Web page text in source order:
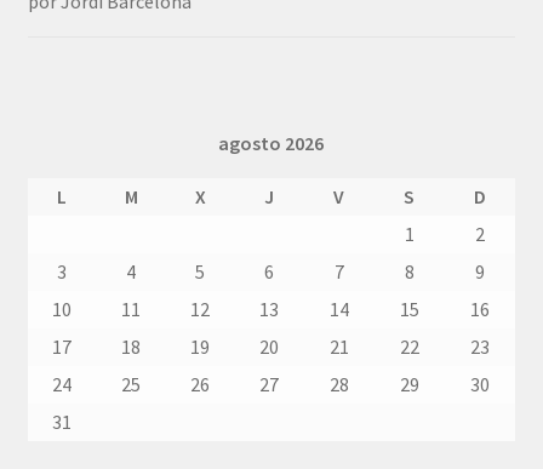
agosto 2026
L M X J V S
D
1
2
3
4 5 6 7 8
9
10
11 12 13 14 15
16
17
18 19 20 21 22
23
24
25 26 27 28 29
30
31